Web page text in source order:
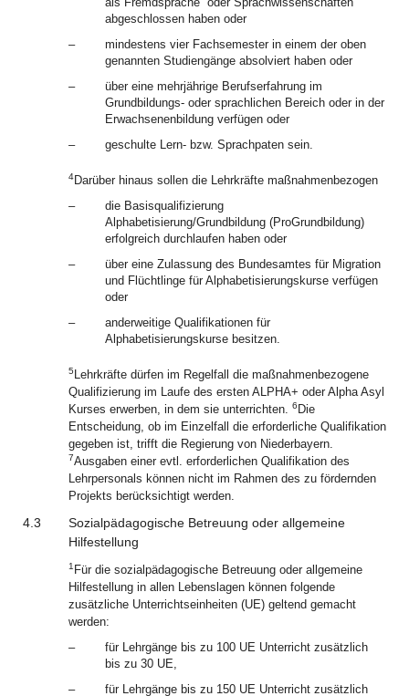
abgeschlossen haben oder
–
mindestens vier Fachsemester in einem der oben
genannten Studiengänge absolviert haben oder
–
über eine mehrjährige Berufserfahrung im
Grundbildungs- oder sprachlichen Bereich oder in der
Erwachsenenbildung verfügen oder
–
geschulte Lern- bzw. Sprachpaten sein.
4Darüber hinaus sollen die Lehrkräfte maßnahmenbezogen
–
die Basisqualifizierung
Alphabetisierung/Grundbildung (ProGrundbildung)
erfolgreich durchlaufen haben oder
–
über eine Zulassung des Bundesamtes für Migration
und Flüchtlinge für Alphabetisierungskurse verfügen
oder
–
anderweitige Qualifikationen für
Alphabetisierungskurse besitzen.
5 Lehrkräfte dürfen im Regelfall die maßnahmenbezogene
Qualifizierung im Laufe des ersten ALPHA+ oder Alpha Asyl
Kurses erwerben, in dem sie unterrichten. 6 Die
Entscheidung, ob im Einzelfall die erforderliche Qualifikation
gegeben ist, trifft die Regierung von Niederbayern.
7Ausgaben einer evtl. erforderlichen Qualifikation des
Lehrpersonals können nicht im Rahmen des zu fördernden
Projekts berücksichtigt werden.
4.3
Sozialpädagogische Betreuung oder allgemeine
Hilfestellung
1 Für die sozialpädagogische Betreuung oder allgemeine
Hilfestellung in allen Lebenslagen können folgende
zusätzliche Unterrichtseinheiten (UE) geltend gemacht
werden:
–
für Lehrgänge bis zu 100 UE Unterricht zusätzlich
bis zu 30 UE,
–
für Lehrgänge bis zu 150 UE Unterricht zusätzlich